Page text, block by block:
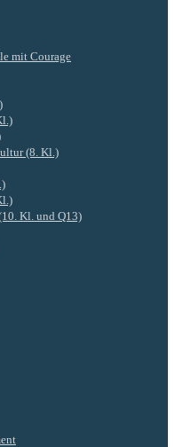
mit Courage
(8. Kl.)
Kl. und Q13)